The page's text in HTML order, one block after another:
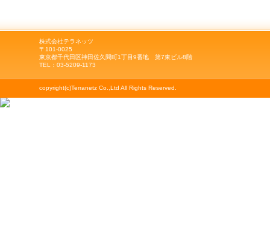
株式会社テラネッツ
〒101-0025
東京都千代田区神田佐久間町1丁目9番地 第7東ビル8階
TEL：03-5209-1173
copyright(c)Terranetz Co.,Ltd All Rights Reserved.